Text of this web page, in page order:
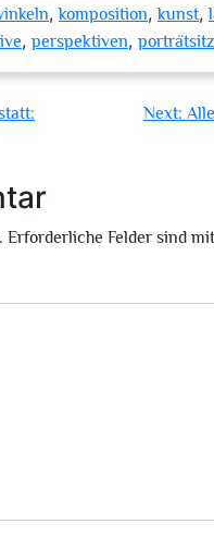
,komposition,kunst,
, perspektiven,
Next:
Erforderliche Felder sind